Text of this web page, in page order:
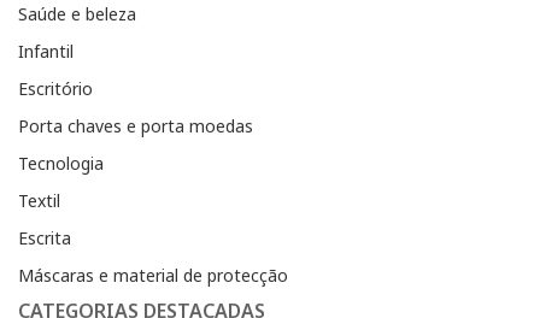
Saúde e beleza
Infantil
Escritório
Porta chaves e porta moedas
Tecnologia
Textil
Escrita
Máscaras e material de protecção
CATEGORIAS DESTACADAS